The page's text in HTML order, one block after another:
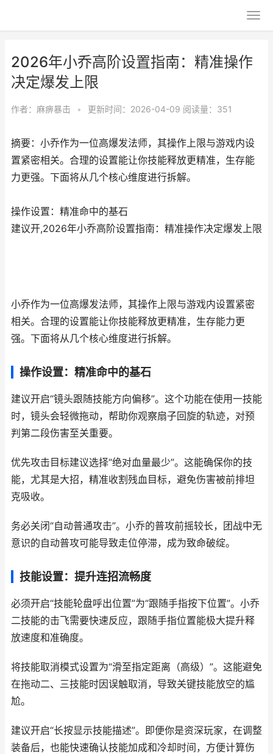
2026年小乔高阶设置指南：精准操作
决定爆发上限
作者： 麻痹暴击 • 更新时间：2026-04-09 阅读量：351
摘要：小乔作为一位高爆发法师，其操作上限与游戏内设
置紧密相关。合理的设置能让你技能释放更精准，生存能
力更强。下面将从几个核心维度进行拆解。
操作设置：精准命中的基石
建议开,2026年小乔高阶设置指南：精准操作决定爆发上限
小乔作为一位高爆发法师，其操作上限与游戏内设置紧密
相关。合理的设置能让你技能释放更精准，生存能力更
强。下面将从几个核心维度进行拆解。
操作设置：精准命中的基石
建议开启“镜头跟随技能方向偏移”。这个功能在使用一技能
时，镜头会轻微拖动，帮助你观察扇子回旋的轨迹，对预
判第二段伤害至关重要。
优先攻击目标建议选择“绝对血量最少”。这能确保你的技
能，尤其是大招，精准收割残血目标，避免伤害被前排坦
克吸收。
务必关闭“自动普通攻击”。小乔的普攻前摇较长，团战中无
意识的自动普攻可能导致走位停滞，成为致命破绽。
技能设置：提升连招流畅度
必须开启“技能轮盘呼出位置”为“跟随手指按下位置”。小乔
二技能的击飞需要快速反应，跟随手指位置能极大提升释
放速度和准确度。
将技能取消模式设置为“滑至指定距离（高级）”。这能避免
在拖动二、三技能时因误触取消，导致关键技能放空的尴
尬。
建议开启“长按显示技能描述”。即便你是资深玩家，在调整
装备后，也能快速确认技能加成和冷却时间，方便计算伤